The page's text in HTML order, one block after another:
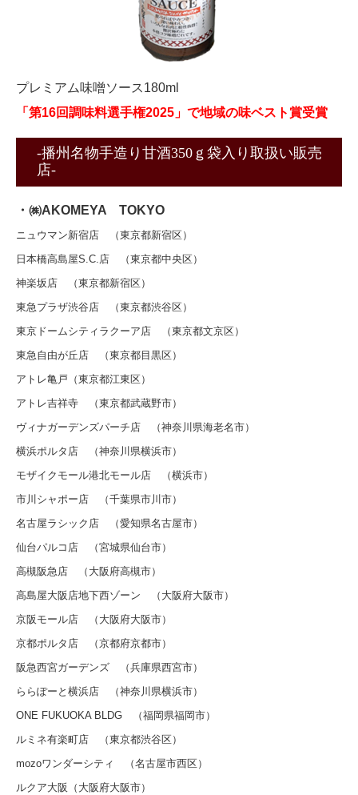
プレミアム味噌ソース180ml
「第16回調味料選手権2025」で地域の味ベスト賞受賞
-播州名物手造り甘酒350ｇ袋入り取扱い販売
店-
・㈱AKOMEYA TOKYO
ニュウマン新宿店 （東京都新宿区）
日本橋高島屋S.C.店 （東京都中央区）
神楽坂店 （東京都新宿区）
東急プラザ渋谷店 （東京都渋谷区）
東京ドームシティラクーア店 （東京都文京区）
東急自由が丘店 （東京都目黒区）
アトレ亀戸（東京都江東区）
アトレ吉祥寺 （東京都武蔵野市）
ヴィナガーデンズパーチ店 （神奈川県海老名市）
横浜ポルタ店 （神奈川県横浜市）
モザイクモール港北モール店 （横浜市）
市川シャポー店 （千葉県市川市）
名古屋ラシック店 （愛知県名古屋市）
仙台パルコ店 （宮城県仙台市）
高槻阪急店 （大阪府高槻市）
高島屋大阪店地下西ゾーン （大阪府大阪市）
京阪モール店 （大阪府大阪市）
京都ポルタ店 （京都府京都市）
阪急西宮ガーデンズ （兵庫県西宮市）
ららぽーと横浜店 （神奈川県横浜市）
ONE FUKUOKA BLDG （福岡県福岡市）
ルミネ有楽町店 （東京都渋谷区）
mozoワンダーシティ （名古屋市西区）
ルクア大阪（大阪府大阪市）